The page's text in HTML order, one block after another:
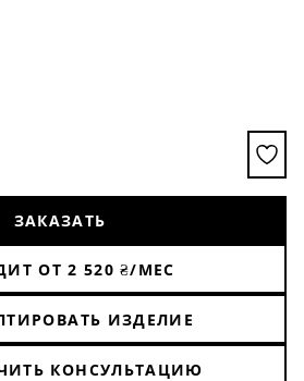
ЗАКАЗАТЬ
ОТ 2 520 ₴/МЕС
ИЗДЕЛИЕ
КОНСУЛЬТАЦИЮ